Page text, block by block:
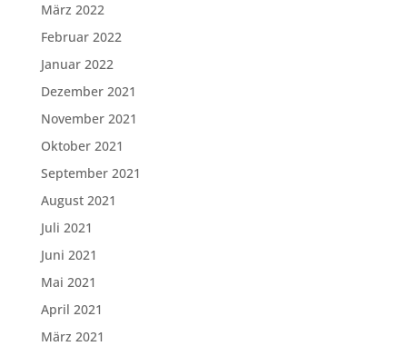
März 2022
Februar 2022
Januar 2022
Dezember 2021
November 2021
Oktober 2021
September 2021
August 2021
Juli 2021
Juni 2021
Mai 2021
April 2021
März 2021